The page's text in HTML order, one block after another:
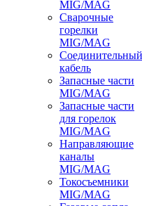
MIG/MAG
Сварочные
горелки
MIG/MAG
Соединительный
кабель
Запасные части
MIG/MAG
Запасные части
для горелок
MIG/MAG
Направляющие
каналы
MIG/MAG
Токосъемники
MIG/MAG